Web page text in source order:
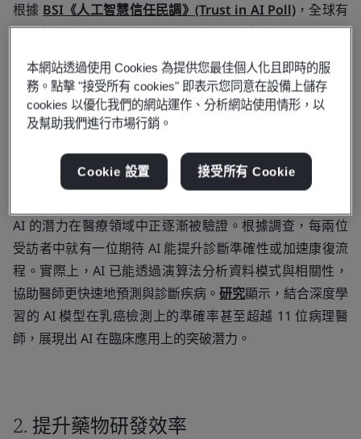
根據 BSI《人工智慧信任民調》(Trust in AI Poll)，全球有
56% 的民眾表示，若 AI 工具能改善自身或親人的病情，或
助於減輕醫療照護系統的壓力，並開創診斷與治療複雜疾病
的新途徑，讓更多人享有更健康、具韌性的生活。
以下是 AI 正在改變醫療照護的七個面向：
1. 疾病預測與預防
AI 的潛力在醫療領域中正逐漸被驗證。根據調查，每兩位
受訪者中就有一位期待 AI 能提升診斷準確性或加速康復流
程。實際上，AI 已能透過演算法分析資料模式與相關性，
協助醫師更快速地預測與診斷疾病。 研究顯示，結合深度學
習的 AI 模型在乳癌檢測上的準確率甚至超越 11 位病理醫
師，展現出 AI 在臨床應用上的突破潛力。
2. 提升藥物研發效率
本網站透過使用 Cookies 為提供您最佳個人化且即時的服
務。點擊 "接受所有 cookies" 即表示您同意在設備上儲存
cookies 以優化我們的網站運作、分析網站使用情形，以
及幫助我們進行市場行銷。
Cookie 設置 接受所有 Cookie